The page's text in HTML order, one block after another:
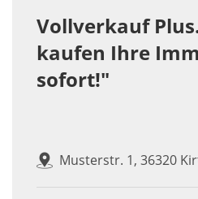
Vollverkauf
kaufen Ihre
sofort!"
Musterstr. 1, 36320